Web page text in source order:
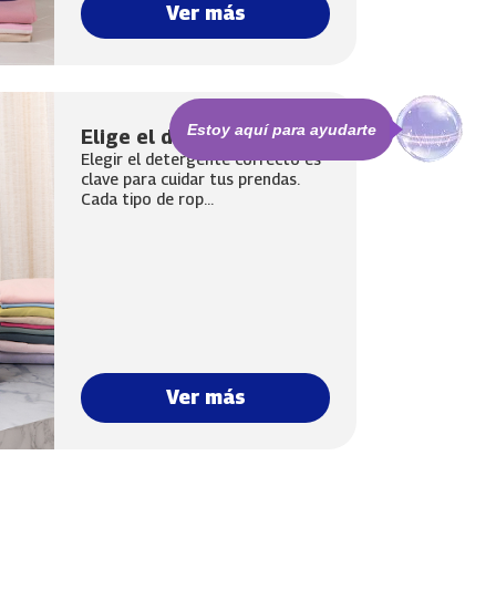
Estoy aquí para ayudarte
Ver más
Elige el detergente ideal
Elegir el detergente correcto es
clave para cuidar tus prendas.
Cada tipo de rop...
Ver más